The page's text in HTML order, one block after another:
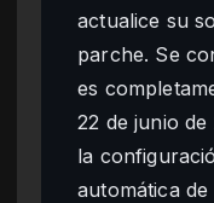
actualice su
parche. Se
es
22 de junio
la
automática